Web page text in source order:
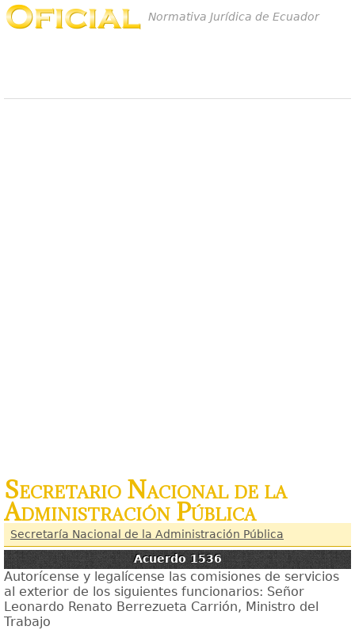
Normativa Jurídica de Ecuador
Secretario Nacional de la
Administración Pública
Secretaría Nacional de la Administración Pública
Acuerdo 1536
Autorícense y legalícense las comisiones de servicios
al exterior de los siguientes funcionarios: Señor
Leonardo Renato Berrezueta Carrión, Ministro del
Trabajo